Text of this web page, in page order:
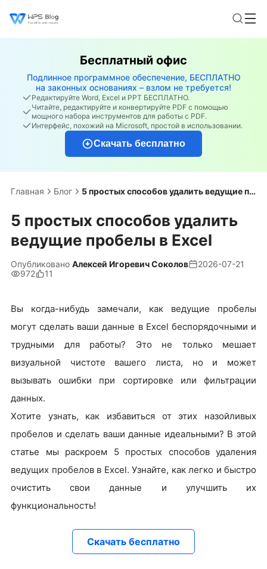
Бесплатный офис
Подлинное программное обеспечение, БЕСПЛАТНО
на законных основаниях – взлом не требуется!
Редактируйте Word, Excel и PPT БЕСПЛАТНО.
Читайте, редактируйте и конвертируйте PDF с помощью
мощного набора инструментов для работы с PDF.
Интерфейс, похожий на Microsoft, простой в использовании.
Скачать бесплатно
Главная Блог 5 простых способов удалить ведущие пробелы в Excel
5 простых способов удалить
ведущие пробелы в Excel
Опубликовано Алексей Игоревич Соколов
2026-07-21
972
11
Вы когда-нибудь замечали, как ведущие пробелы
могут сделать ваши данные в Excel беспорядочными и
трудными для работы? Это не только мешает
визуальной чистоте вашего листа, но и может
вызывать ошибки при сортировке или фильтрации
данных.
Хотите узнать, как избавиться от этих назойливых
пробелов и сделать ваши данные идеальными? В этой
статье мы раскроем 5 простых способов удаления
ведущих пробелов в Excel. Узнайте, как легко и быстро
очистить свои данные и улучшить их
функциональность!
Скачать бесплатно